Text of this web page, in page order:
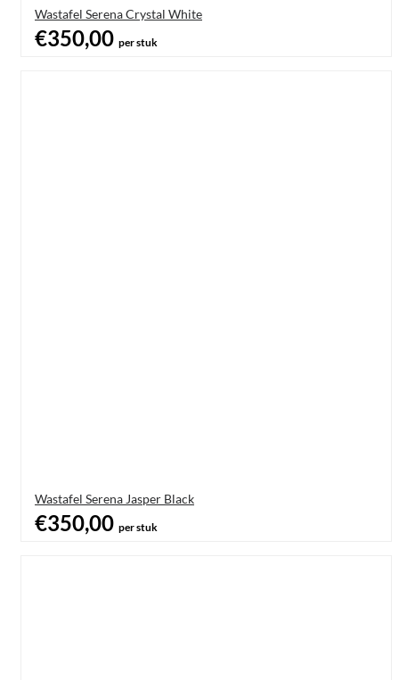
Wastafel Serena Crystal White
€350,00 per stuk
Wastafel Serena Jasper Black
€350,00 per stuk